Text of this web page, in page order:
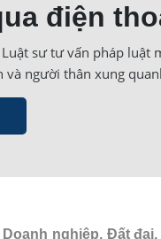
điện
sư tư vấn pháp luật
và người thân xung
nghiệp, Đất đai,